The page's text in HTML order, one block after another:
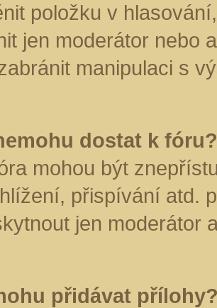
položku v
jen moderátor nebo
manipulaci s
dostat k fóru?
mohou být
přispívání atd.
jen moderátor
přidávat